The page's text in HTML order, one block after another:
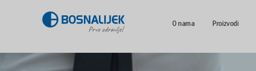
O nama Proizvodi